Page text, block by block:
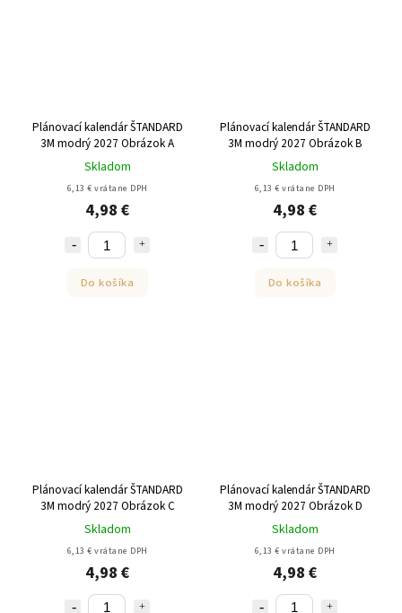
Plánovací kalendár ŠTANDARD
3M modrý 2027 Obrázok A
Skladom
6,13 € vrátane DPH
4,98 €
Do košíka
Plánovací kalendár ŠTANDARD
3M modrý 2027 Obrázok B
Skladom
6,13 € vrátane DPH
4,98 €
Do košíka
Plánovací kalendár ŠTANDARD
3M modrý 2027 Obrázok C
Skladom
6,13 € vrátane DPH
4,98 €
Plánovací kalendár ŠTANDARD
3M modrý 2027 Obrázok D
Skladom
6,13 € vrátane DPH
4,98 €